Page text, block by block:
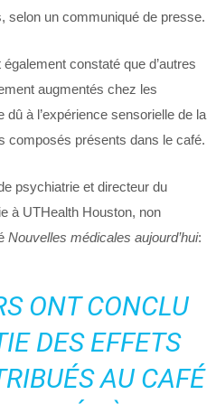
selon un communiqué de presse.
constaté que d’autres
augmentés chez les
à l’expérience sensorielle de la
composés présents dans le café.
psychiatrie et directeur du
à UTHealth Houston, non
Nouvelles médicales aujourd’hui:
ONT CONCLU
DES EFFETS
AU CAFÉ